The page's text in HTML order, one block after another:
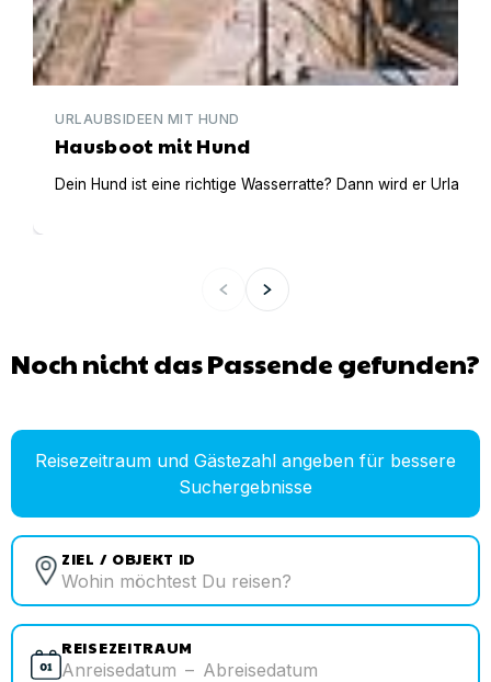
URLAUBSIDEEN MIT HUND
Hausboot mit Hund
Dein Hund ist eine richtige Wasserratte? Dann wird er
Noch nicht das Passende gefunden?
Reisezeitraum und Gästezahl angeben für bessere
Suchergebnisse
ZIEL / OBJEKT ID
REISEZEITRAUM
Anreisedatum – Abreisedatum